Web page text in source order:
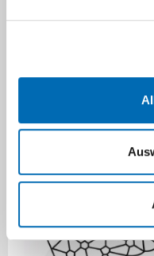
Navigation